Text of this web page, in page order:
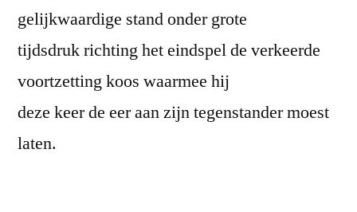
gelijkwaardige stand onder grote
tijdsdruk richting het eindspel de verkeerde
voortzetting koos waarmee hij
deze keer de eer aan zijn tegenstander moest
laten.